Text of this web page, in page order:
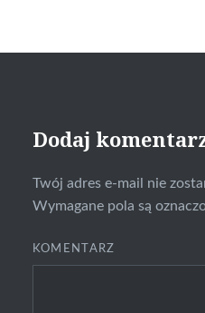
Dodaj
Twój adres e-mail nie
Wymagane pola są
KOMENTARZ